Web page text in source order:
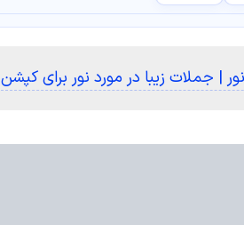
| جملات زیبا در مورد نور برای کپشن